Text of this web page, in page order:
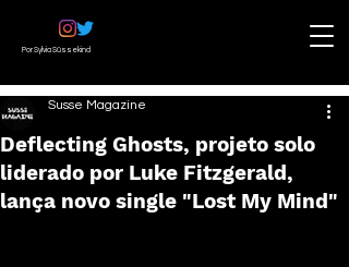
Por Sylvia Süssekind
Deflecting Ghosts, projeto solo
liderado por Luke Fitzgerald,
lança novo single "Lost My Mind"
Susse Magazine